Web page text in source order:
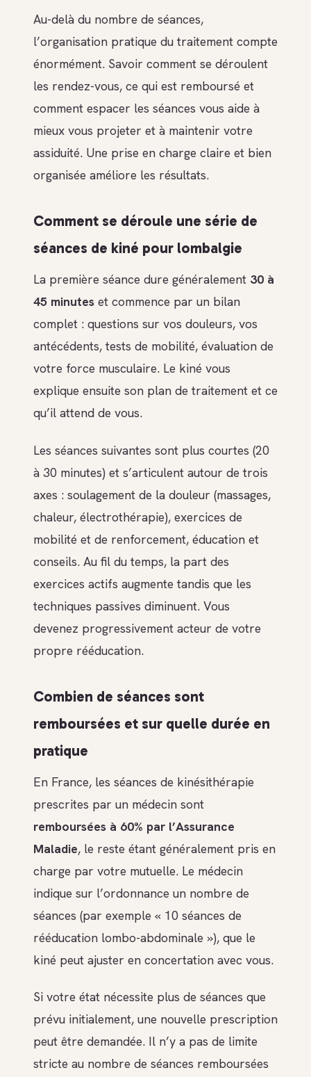
Au-delà du nombre de séances,
l’organisation pratique du traitement compte
énormément. Savoir comment se déroulent
les rendez-vous, ce qui est remboursé et
comment espacer les séances vous aide à
mieux vous projeter et à maintenir votre
assiduité. Une prise en charge claire et bien
organisée améliore les résultats.
Comment se déroule une série de
séances de kiné pour lombalgie
La première séance dure généralement 30 à
45 minutes et commence par un bilan
complet : questions sur vos douleurs, vos
antécédents, tests de mobilité, évaluation de
votre force musculaire. Le kiné vous
explique ensuite son plan de traitement et ce
qu’il attend de vous.
Les séances suivantes sont plus courtes (20
à 30 minutes) et s’articulent autour de trois
axes : soulagement de la douleur (massages,
chaleur, électrothérapie), exercices de
mobilité et de renforcement, éducation et
conseils. Au fil du temps, la part des
exercices actifs augmente tandis que les
techniques passives diminuent. Vous
devenez progressivement acteur de votre
propre rééducation.
Combien de séances sont
remboursées et sur quelle durée en
pratique
En France, les séances de kinésithérapie
prescrites par un médecin sont
remboursées à 60% par l’Assurance
Maladie, le reste étant généralement pris en
charge par votre mutuelle. Le médecin
indique sur l’ordonnance un nombre de
séances (par exemple « 10 séances de
rééducation lombo-abdominale »), que le
kiné peut ajuster en concertation avec vous.
Si votre état nécessite plus de séances que
prévu initialement, une nouvelle prescription
peut être demandée. Il n’y a pas de limite
stricte au nombre de séances remboursées